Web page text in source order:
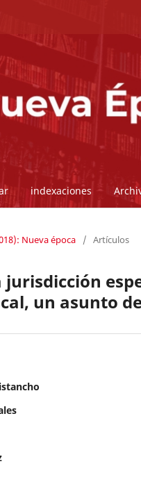
indexaciones
Nueva época / Artículos
jurisdicción
un asunto